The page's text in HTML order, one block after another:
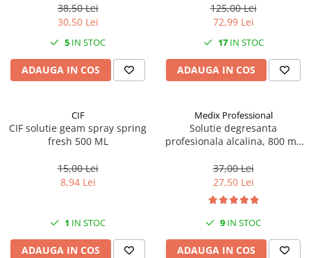
Professional
38,50 Lei
30,50 Lei
5 IN STOC
ADAUGA IN COS
125,00 Lei
72,99 Lei
17IN STOC
ADAUGA IN COS
CIF
CIF solutie geam spray spring
fresh 500 ML
15,00 Lei
8,94 Lei
1 IN STOC
ADAUGA IN COS
Medix Professional
Solutie degresanta
profesionala alcalina, 800 ml,
37,00 Lei
27,50 Lei
9 IN STOC
ADAUGA IN COS